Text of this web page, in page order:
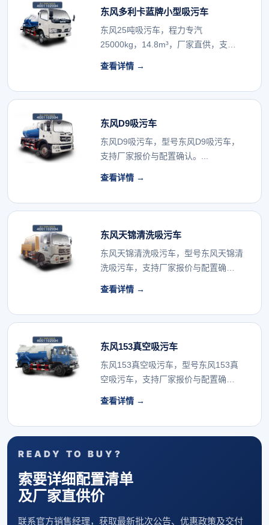
东风多利卡蓝牌小型吸污车
东风25吨吸污车，程力专汽
25000kg，14.8m³，厂家直供，支持
查看详情 →
东风D9吸污车
东风D9吸污车，型号东风D9吸污车，
支持厂家报价与配置确认。...
查看详情 →
东风天锦清洗吸污车
东风天锦清洗吸污车，型号东风天锦清
洗吸污车，支持厂家报价与配置确
查看详情 →
东风153真空吸污车
东风153真空吸污车，型号东风153真
空吸污车，支持厂家报价与配置确
查看详情 →
READY TO BUY?
索要详细配置清单
及厂家直供价
联系官方销售经理，获取最新批次公告、优惠政策及交付